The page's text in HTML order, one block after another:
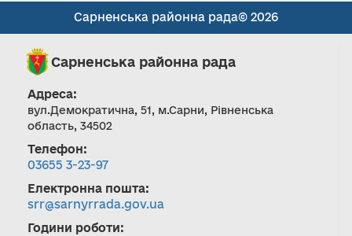
Сарненська районна рада© 2026
Сарненська районна рада
Адреса:
вул.Демократична, 51, м.Сарни, Рівненська
область, 34502
Телефон:
03655 3-23-97
Електронна пошта:
srr@sarnyrrada.gov.ua
Години роботи: